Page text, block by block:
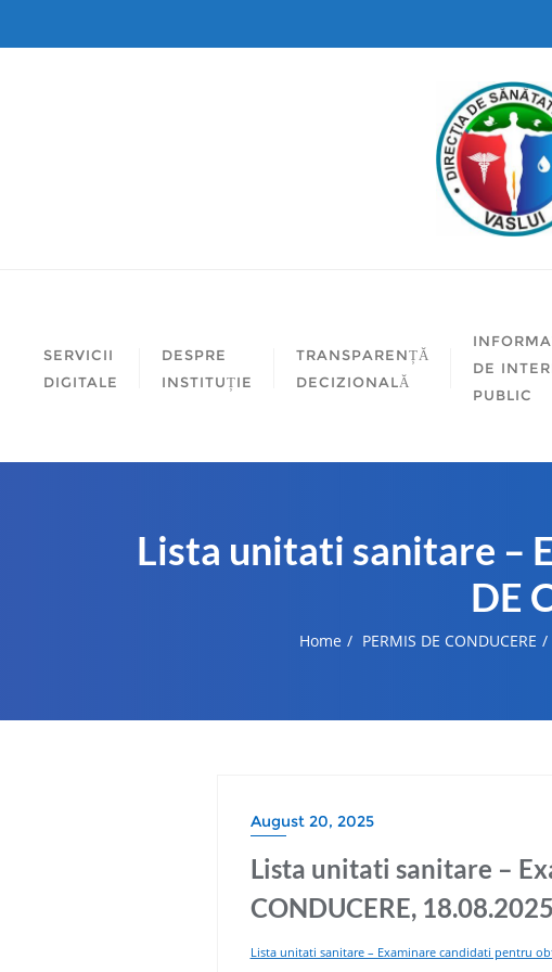
SERVICII
DIGITALE
DESPRE
INSTITUȚIE
TRANSPARENȚĂ
DECIZIONALĂ
DE
PUBLIC
Lista unitati sanitare –
DE
Home PERMIS DE CONDUCERE
August 20, 2025
Lista unitati sanitare –
CONDUCERE, 18.08.2025
Lista unitati sanitare – Examinare candidati pentru